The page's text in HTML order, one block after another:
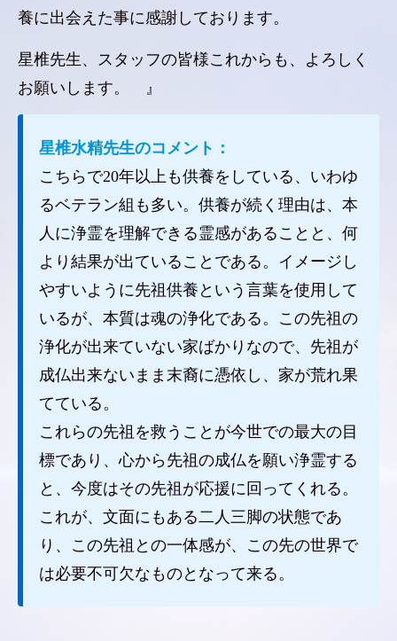
養に出会えた事に感謝しております。
星椎先生、スタッフの皆様これからも、よろしく
お願いします。 』
星椎水精先生のコメント：
こちらで20年以上も供養をしている、いわゆ
るベテラン組も多い。供養が続く理由は、本
人に浄霊を理解できる霊感があることと、何
より結果が出ていることである。イメージし
やすいように先祖供養という言葉を使用して
いるが、本質は魂の浄化である。この先祖の
浄化が出来ていない家ばかりなので、先祖が
成仏出来ないまま末裔に憑依し、家が荒れ果
てている。
これらの先祖を救うことが今世での最大の目
標であり、心から先祖の成仏を願い浄霊する
と、今度はその先祖が応援に回ってくれる。
これが、文面にもある二人三脚の状態であ
り、この先祖との一体感が、この先の世界で
は必要不可欠なものとなって来る。